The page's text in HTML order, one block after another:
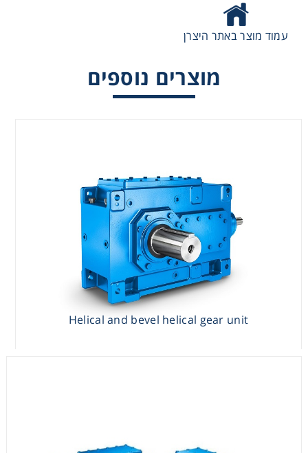
עמוד מוצר באתר היצרן
מוצרים נוספים
Helical and bevel helical gear unit
Helical and bevel helical gear unit